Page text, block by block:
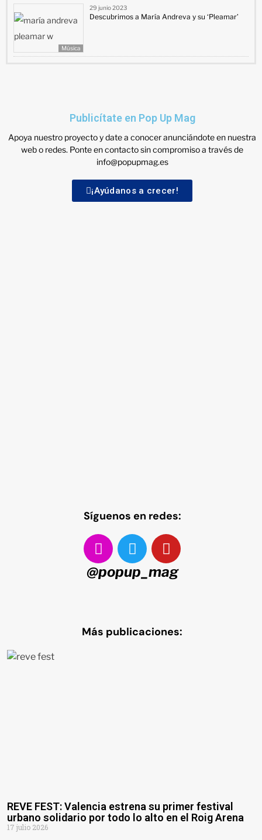
Música
29 junio 2023
Descubrimos a María Andreva y su ‘Pleamar’
Publicítate en Pop Up Mag
Apoya nuestro proyecto y date a conocer anunciándote en nuestra
web o redes. Ponte en contacto sin compromiso a través de
info@popupmag.es
¡Ayúdanos a crecer!
Síguenos en redes:
@popup_mag
Más publicaciones:
REVE FEST: Valencia estrena su primer festival
urbano solidario por todo lo alto en el Roig Arena
17 julio 2026